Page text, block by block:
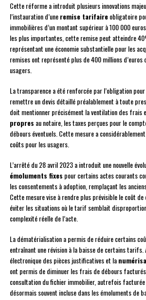
Cette réforme a introduit plusieurs innovations
l’instauration d’uneremise tarifaireobligatoire
immobilières d’un montant supérieur à 100 000
les plus importantes, cette remise peut atteindre
représentant une économie substantielle pour les
remises ont représenté plus de 400 millions d’euros
usagers.
La transparence a été renforcée par l’obligation
remettre un devis détaillé préalablement à toute
doit mentionner précisément la ventilation des frais
propres au notaire, les taxes perçues pour le
débours éventuels. Cette mesure a
coûts pour les usagers.
L’arrêté du 28 avril 2023 a introduit une nouvelle
émoluments fixes pour certains actes courants
les consentements à adoption, remplaçant les
Cette mesure vise à rendre plus prévisible le coût
éviter les situations où le tarif semblait
complexité réelle de l’acte.
La dématérialisation a permis de réduire certains
entraînant une révision à la baisse de certains tarifs.
électronique des pièces justificatives et la
ont permis de diminuer les frais de débours
consultation du fichier immobilier, autrefois
désormais souvent incluse dans les émoluments de